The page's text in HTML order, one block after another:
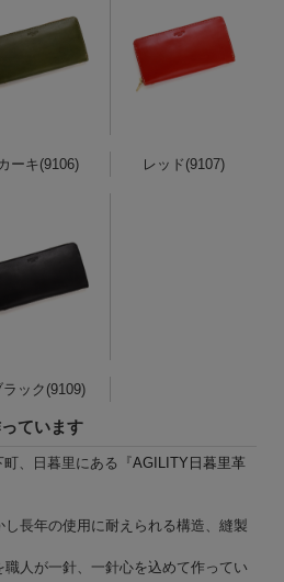
カーキ(9106) レッド(9107)
ラック(9109)
ています
、日暮里にある『AGILITY日暮里革
し長年の使用に耐えられる構造、縫製
人が一針、一針心を込めて作ってい